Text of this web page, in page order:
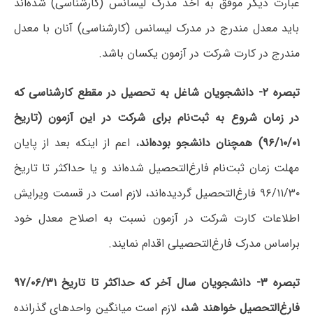
باید معدل‌ مندرج‌ در مدرک‌ لیسانس ‌(کارشناسی) آنان با معدل
مندرج در کارت شرکت در آزمون یکسان باشد.
تبصره ‌۲-
دانشجویان‌ شاغل‌ به‌ تحصیل‌ در مقطع کارشناسی که
در زمان شروع به ثبت‌نام برای شرکت در این آزمون (تاریخ
۹۶/۱۰/۰۱) همچنان دانشجو بوده‌اند
، اعم از اینکه بعد از پایان
مهلت زمان ثبت‌نام فارغ‌التحصیل شده‌اند و یا حداکثر تا تاریخ
۹۶/۱۱/۳۰ فارغ‌التحصیل گردیده‌اند، لازم است در قسمت ویرایش
اطلاعات کارت شرکت در آزمون نسبت به اصلاح معدل خود
براساس مدرک فارغ‌التحصیلی اقدام نمایند.
تبصره ۳-
دانشجویان سال آخر که حداکثر تا تاریخ ۹۷/۰۶/۳۱
فارغ‌التحصیل خواهند شد، لازم است میانگین واحدهای گذرانده